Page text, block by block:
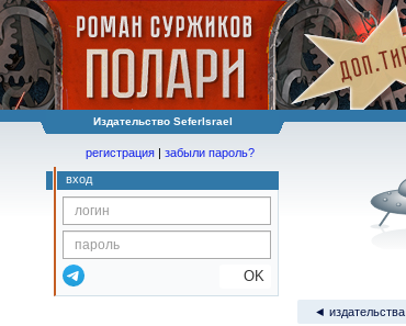
Издательство SeferIsrael
регистрация | забыли пароль?
вход
OK
◄ издательства